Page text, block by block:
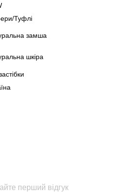
Туфлі
замша
шкіра
перший відгук